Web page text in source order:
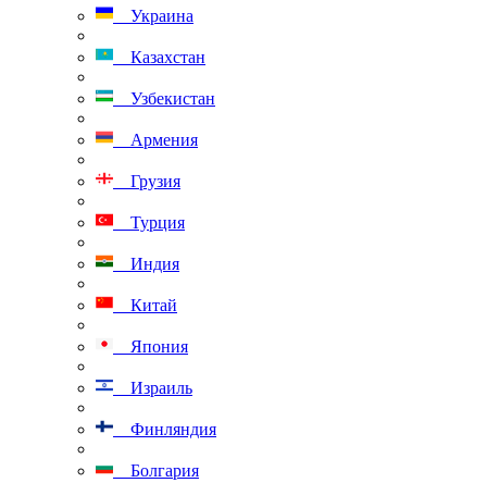
Украина
Казахстан
Узбекистан
Армения
Грузия
Турция
Индия
Китай
Япония
Израиль
Финляндия
Болгария